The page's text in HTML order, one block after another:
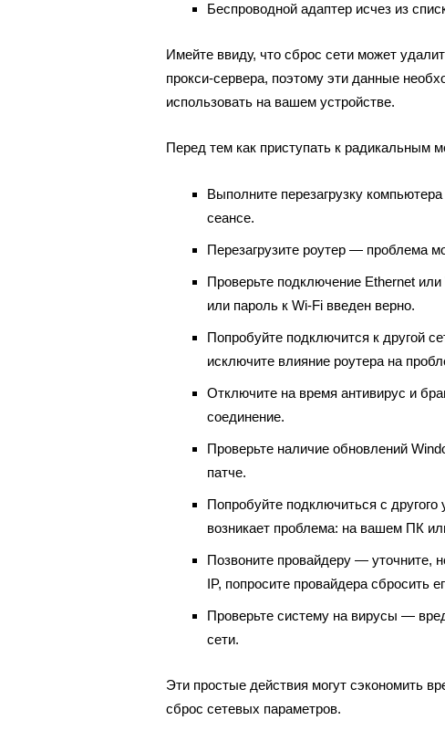
Беспроводной адаптер исчез из
Имейте ввиду, что сброс сети может
прокси-сервера, поэтому эти данные
использовать на вашем устройстве.
Перед тем как приступать к радикальным
Выполните перезагрузку
сеансе.
Перезагрузите роутер — проблема
Проверьте подключение Ethernet
или пароль к Wi-Fi введен верно.
Попробуйте подключится к другой
исключите влияние роутера на
Отключите на время антивирус и
соединение.
Проверьте наличие обновлений
патче.
Попробуйте подключиться с
возникает проблема: на вашем ПК
Позвоните провайдеру — уточните,
IP, попросите провайдера сбросить
Проверьте систему на вирусы —
сети.
Эти простые действия могут сэкономить
сброс сетевых параметров.